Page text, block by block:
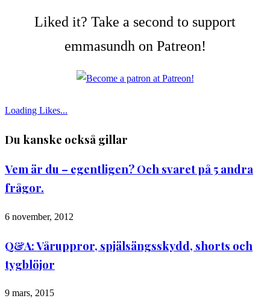
Liked it? Take a second to support
emmasundh on Patreon!
Loading Likes...
Du kanske också gillar
Vem är du – egentligen? Och svaret på 5 andra
frågor.
6 november, 2012
Q&A: Våruppror, spjälsängsskydd, shorts och
tygblöjor
9 mars, 2015